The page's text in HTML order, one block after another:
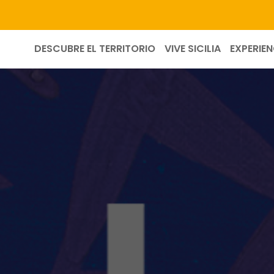
DESCUBRE EL TERRITORIO VIVE SICILIA